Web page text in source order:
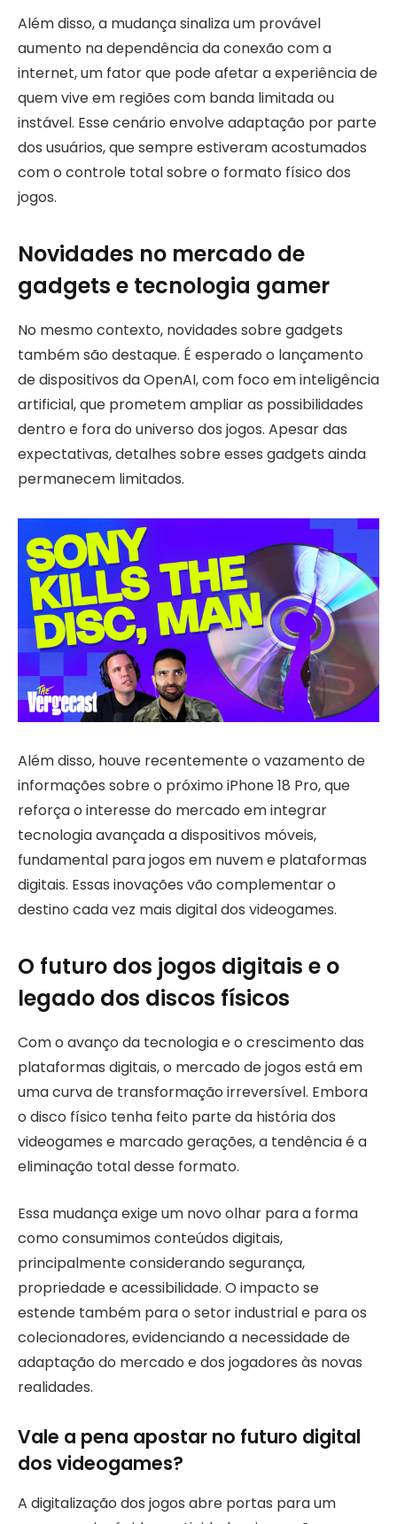
Além disso, a mudança sinaliza um provável
aumento na dependência da conexão com a
internet, um fator que pode afetar a experiência de
quem vive em regiões com banda limitada ou
instável. Esse cenário envolve adaptação por parte
dos usuários, que sempre estiveram acostumados
com o controle total sobre o formato físico dos
jogos.
Novidades no mercado de
gadgets e tecnologia gamer
No mesmo contexto, novidades sobre gadgets
também são destaque. É esperado o lançamento
de dispositivos da OpenAI, com foco em inteligência
artificial, que prometem ampliar as possibilidades
dentro e fora do universo dos jogos. Apesar das
expectativas, detalhes sobre esses gadgets ainda
permanecem limitados.
Além disso, houve recentemente o vazamento de
informações sobre o próximo iPhone 18 Pro, que
reforça o interesse do mercado em integrar
tecnologia avançada a dispositivos móveis,
fundamental para jogos em nuvem e plataformas
digitais. Essas inovações vão complementar o
destino cada vez mais digital dos videogames.
O futuro dos jogos digitais e o
legado dos discos físicos
Com o avanço da tecnologia e o crescimento das
plataformas digitais, o mercado de jogos está em
uma curva de transformação irreversível. Embora
o disco físico tenha feito parte da história dos
videogames e marcado gerações, a tendência é a
eliminação total desse formato.
Essa mudança exige um novo olhar para a forma
como consumimos conteúdos digitais,
principalmente considerando segurança,
propriedade e acessibilidade. O impacto se
estende também para o setor industrial e para os
colecionadores, evidenciando a necessidade de
adaptação do mercado e dos jogadores às novas
realidades.
Vale a pena apostar no futuro digital
dos videogames?
A digitalização dos jogos abre portas para um